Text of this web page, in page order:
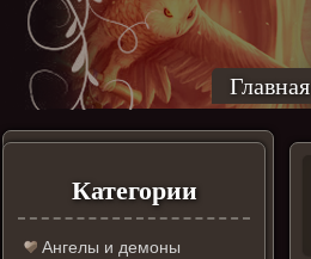
Главная
Категории
Ангелы и демоны